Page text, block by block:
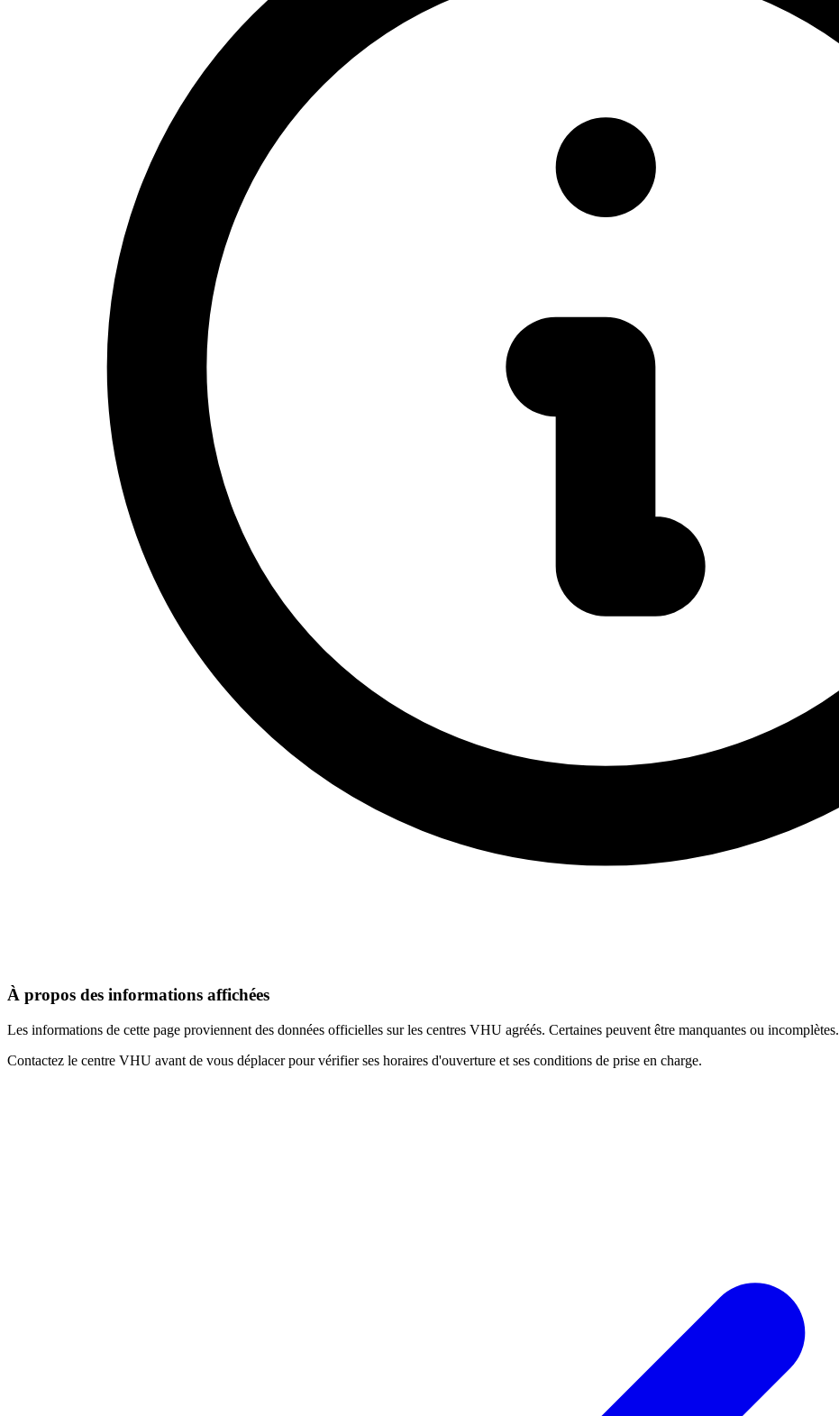
À propos des informations affichées
Les informations de cette page proviennent des données officielles sur les centres VHU agréés. Certaines peuvent être manquantes ou incomplètes.
Contactez le centre VHU avant de vous déplacer pour vérifier ses horaires d'ouverture et ses conditions de prise en charge.